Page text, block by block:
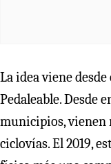
La idea viene
Pedaleable. Desde
municipios, vienen
ciclovías. El 2019,